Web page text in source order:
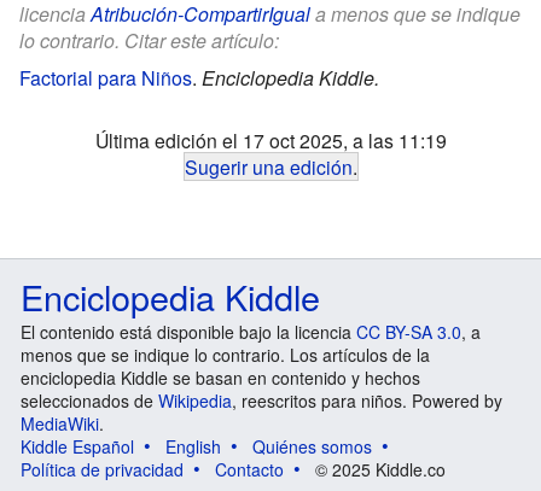
licenciaAtribución-CompartirIguala menos que se indique
lo contrario. Citar este artículo:
Factorial para Niños. Enciclopedia Kiddle.
Última edición el 17 oct 2025, a las 11:19
Sugerir una edición.
Enciclopedia Kiddle
El contenido está disponible bajo la licencia CC BY-SA 3.0, a
menos que se indique lo contrario. Los artículos de la
enciclopedia Kiddle se basan en contenido y hechos
seleccionados de Wikipedia, reescritos para niños. Powered by
MediaWiki.
Kiddle Español
English
Quiénes somos
Política de privacidad
Contacto © 2025 Kiddle.co